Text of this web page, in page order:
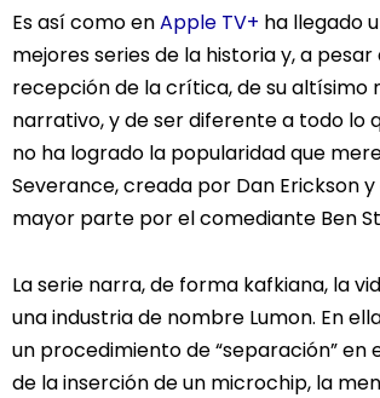
Es así como enApple TV+ ha llegado
mejores series de la historia y, a
recepción de la crítica, de su altísimo
narrativo, y de ser diferente a todo lo
no ha logrado la popularidad que
Severance, creada por Dan Erickson y
mayor parte por el comediante Ben
La serie narra, de forma kafkiana, la
una industria de nombre Lumon. En
un procedimiento de “separación” en
de la inserción de un microchip, la